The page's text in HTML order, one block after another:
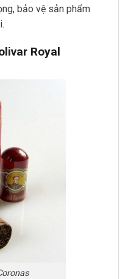
bảo vệ sản phẩm
Royal